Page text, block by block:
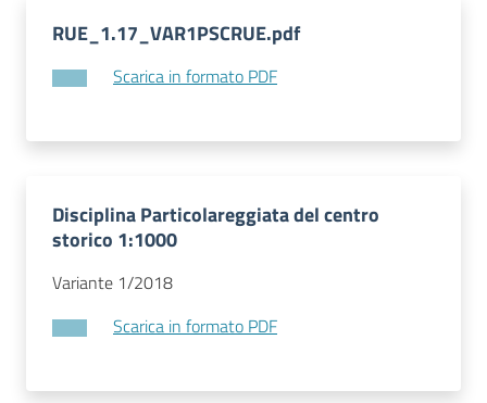
RUE_1.17_VAR1PSCRUE.pdf
Scarica in formato PDF
Disciplina Particolareggiata del centro
storico 1:1000
Variante 1/2018
Scarica in formato PDF